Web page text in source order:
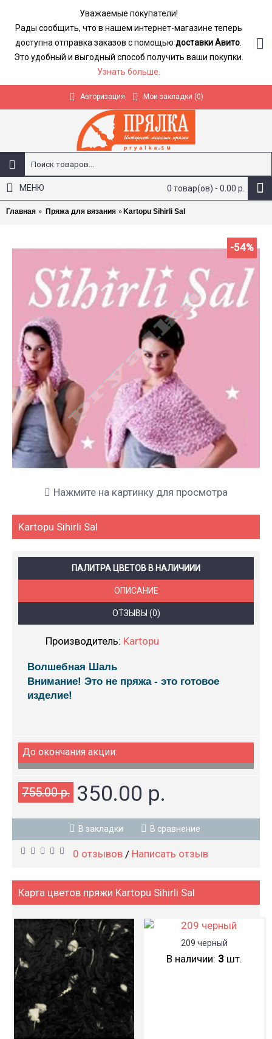
Уважаемые покупатели!
Рады сообщить, что в нашем интернет-магазине теперь
доступна отправка заказов с помощью доставки Авито
Это удобный и выгодный способ получить ваши покупки.
Узнать больше.
Авторизация Мои закладки (0)
0 товар(ов) - 0.00 р.
МЕНЮ
Главная Пряжа для вязания Kartopu Sihirli Sal
-54%
Нажмите на картинку для просмотра
Kartopu Sihirli Sal
ПАЛИТРА ЦВЕТОВ В НАЛИЧИИИ
ОПИСАНИЕ
ОТЗЫВЫ (0)
Производитель: Kartopu
Волшебная Шаль
Внимание! Это не пряжа - это готовое
изделие!
До окончания акции:
755.00 р. 350.00 р.
В закладки В сравнение
0 отзывов / Написать отзыв
Карта цветов пряжи Kartopu Sihirli Sal
209 черный
В наличии: 3шт.